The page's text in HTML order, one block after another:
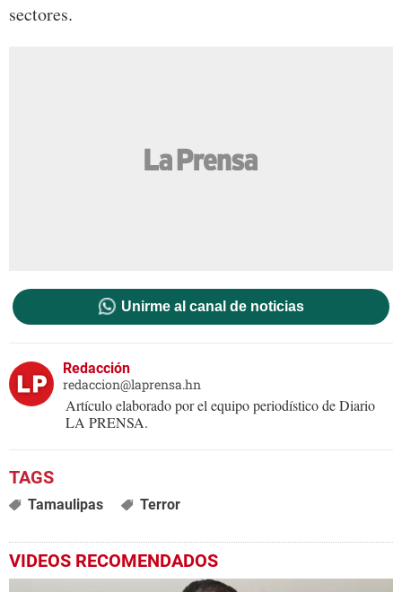
sectores.
Unirme al canal de noticias
Redacción
redaccion@laprensa.hn
Artículo elaborado por el equipo periodístico de Diario
LA PRENSA.
Tamaulipas Terror
VIDEOS RECOMENDADOS